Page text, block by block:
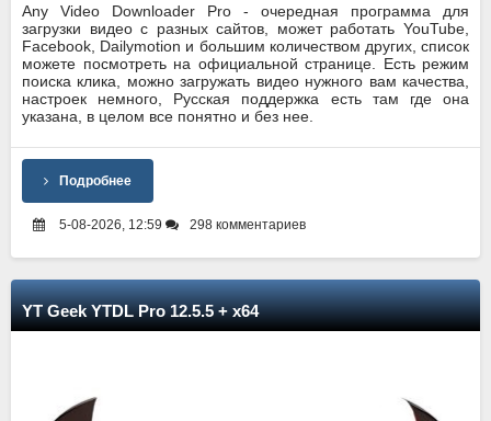
Any Video Downloader Pro - очередная программа для
загрузки видео с разных сайтов, может работать YouTube,
Facebook, Dailymotion и большим количеством других, список
можете посмотреть на официальной странице. Есть режим
поиска клика, можно загружать видео нужного вам качества,
настроек немного, Русская поддержка есть там где она
указана, в целом все понятно и без нее.
Подробнее
5-08-2026, 12:59 298 комментариев
YT Geek YTDL Pro 12.5.5 + x64